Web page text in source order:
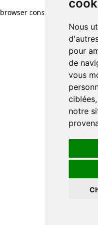
Nous
pour
de
vous
notre
browser console for more